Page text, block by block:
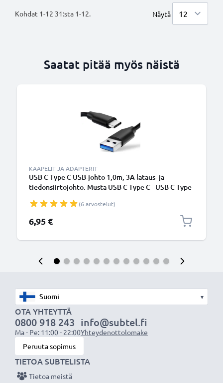
Kohdat 1-12 31:sta 1-12. Näytä
Saatat pitää myös näistä
KAAPELIT JA ADAPTERIT
USB C Type C USB-johto 1,0m, 3A lataus- ja
tiedonsiirtojohto. Musta USB C Type C - USB C Type
(6 arvostelut)
6,95 €
▾
OTA YHTEYTTÄ
0800 918 243
Ma - Pe: 11:00 - 22:00
info@subtel.fi
Yhteydenottolomake
Peruuta sopimus
TIETOA SUBTELISTA
Tietoa meistä